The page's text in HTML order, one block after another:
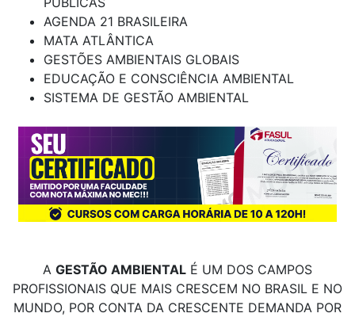
AGENDA 21 BRASILEIRA
MATA ATLÂNTICA
GESTÕES AMBIENTAIS GLOBAIS
EDUCAÇÃO E CONSCIÊNCIA AMBIENTAL
SISTEMA DE GESTÃO AMBIENTAL
A GESTÃO AMBIENTAL É UM DOS CAMPOS
PROFISSIONAIS QUE MAIS CRESCEM NO BRASIL E NO
MUNDO, POR CONTA DA CRESCENTE DEMANDA POR